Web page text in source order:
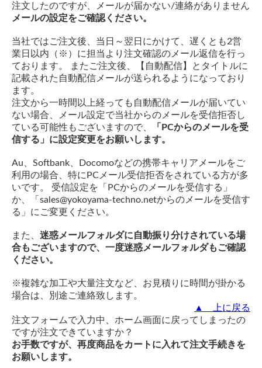
注文したのですが、メールが届かない/連絡がありません
メールの設定をご確認ください。
当社ではご注文後、当日～翌日にかけて、遅くとも2営
業日以内（※）に担当より注文確認のメール返信を行っ
ております。 またご注文後、【自動配信】とタイトルに
記載された自動配信メールが送られるようになっており
ます。
注文から一時間以上経っても自動配信メールが届いてい
ない場合、メール設定で当社からのメールを受信拒否し
ている可能性もございますので、
「PCからのメールを受
信する」に設定変更をお願いします。
Au、Softbank、Docomoなどの携帯キャリアメールをご
利用の場合、特にPCメール受信拒否をされている方が多
いです。 受信設定を「PCからのメールを受信する」
か、「sales@yokoyama-techno.netからのメールを受信す
る」にご変更ください。
また、 迷惑メールフォルダに自動振り分けされている場
合もございますので、一度迷惑メールフォルダもご確認
ください。
※複雑な加工や大量注文など、お見積りに時間が掛かる
場合は、別途ご連絡致します。
▲ 上に戻る
注文フォームで入力中、ホーム画面に戻ってしまったの
ですが注文できていますか？
お手数ですが、再度商品をカートに入れて注文手続きを
お願いします。